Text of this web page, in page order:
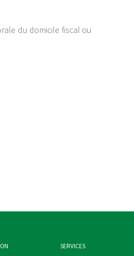
du domicile fiscal ou
SERVICES